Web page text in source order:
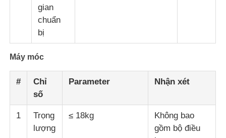
gian
chuẩn
bị
Máy móc
#
Chỉ
số
Parameter Nhận xét
1
Trọng
lượng
≤ 18kg
Không bao
gồm bộ điều